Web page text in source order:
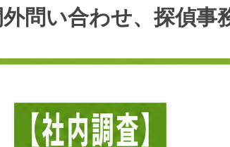
外問い合わせ、探偵事